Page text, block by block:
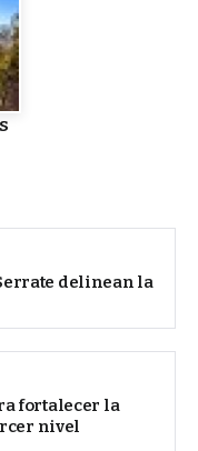
delinean la
fortalecer la
nivel